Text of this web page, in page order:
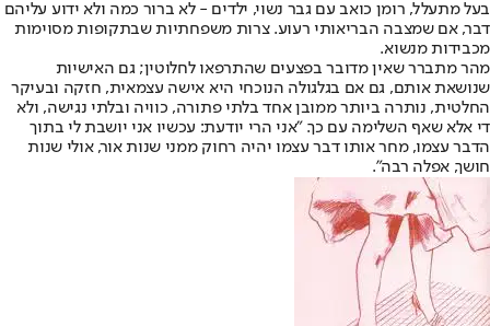
בעל מתעלל, רומן כואב עם גבר נשוי, ילדים - לא ברור כמה ולא ידוע עליהם
דבר, אם שמצבה הבריאותי רעוע. צרות משפחתיות שבתקופות מסוימות
מכבידות מנשוא.
מהר מתברר שאין מדובר בפצעים שהתרפאו לחלוטין; גם האישיות
שנושאת אותם, גם אם בגלגולה הנוכחי היא אישה עצמאית, חזקה ובעיקר
החלטית, נותרה ביותר ממובן אחד בלתי פתורה, כוויה ובלתי נגישה, ולא
די אלא שאף השלימה עם כך. "אני הרי יודעת: עכשיו אני יושבת לי בתוך
הדבר עצמו, מחר אותו דבר עצמו יהיה רחוק ממני שנות אור, אולי שנות
חושך, אפלה רבה".